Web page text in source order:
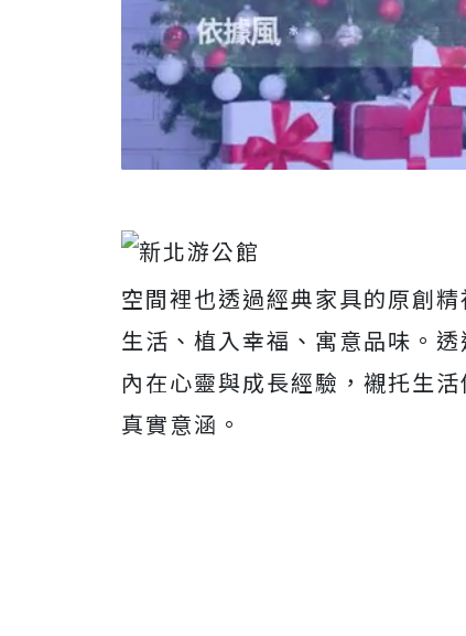
空間裡也透過經典家具的原創
生活、植入幸福、寓意品味。
內在心靈與成長經驗，襯托生
真實意涵。